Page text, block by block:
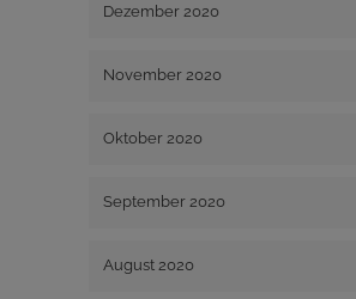
Dezember 2020
November 2020
Oktober 2020
September 2020
August 2020